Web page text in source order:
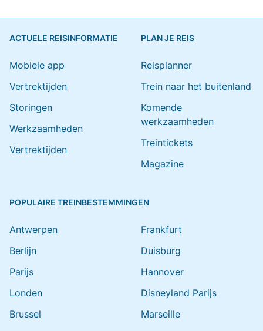
ACTUELE REISINFORMATIE
Mobiele app
Vertrektijden
Storingen
Werkzaamheden
Vertrektijden
PLAN JE REIS
Reisplanner
Trein naar het buitenland
Komende
werkzaamheden
Treintickets
Magazine
POPULAIRE TREINBESTEMMINGEN
Antwerpen
Berlijn
Parijs
Londen
Brussel
Frankfurt
Duisburg
Hannover
Disneyland Parijs
Marseille